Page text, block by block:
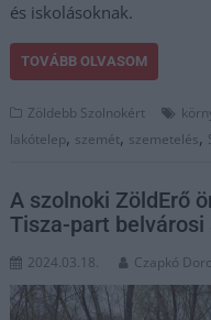
és iskolásoknak.
TOVÁBB OLVASOM
Zöldebb Szolnokért
lakótelep, szemét, szemetelés,
A szolnoki ZöldErő
Tisza-part belvárosi
2024.03.18. Czapkó